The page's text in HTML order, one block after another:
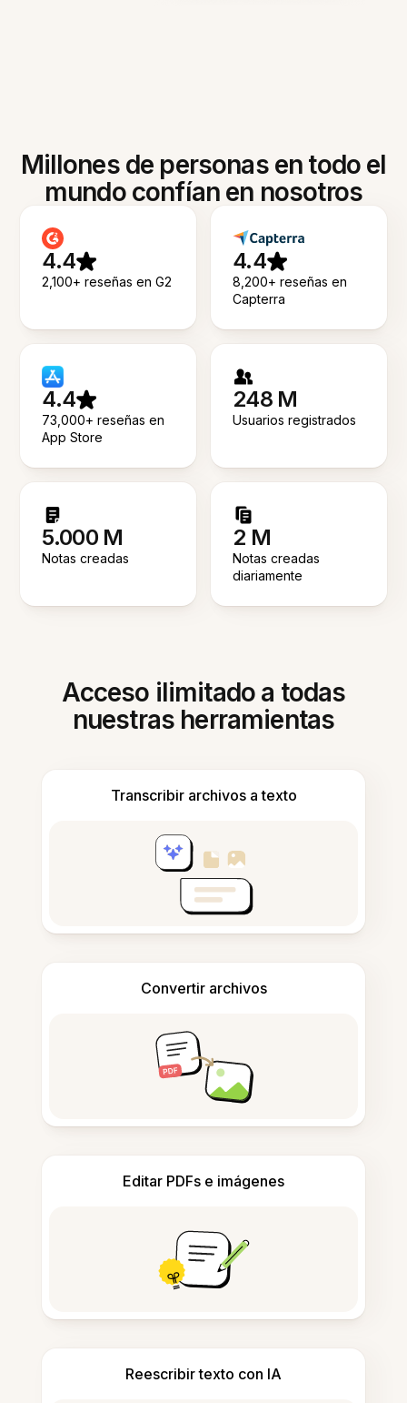
Millones de personas en todo el
mundo confían en nosotros
4.4
2,100+ reseñas en G2
4.4
8,200+ reseñas en
Capterra
4.4
73,000+ reseñas en
App Store
248 M
Usuarios registrados
5.000 M
Notas creadas
2 M
Notas creadas
diariamente
Acceso ilimitado a todas
nuestras herramientas
Transcribir archivos a texto
Convertir archivos
Editar PDFs e imágenes
Reescribir texto con IA